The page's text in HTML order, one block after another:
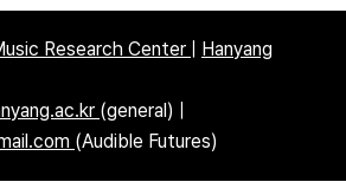
Research Center
Hanyang
(general) |
(Audible Futures)